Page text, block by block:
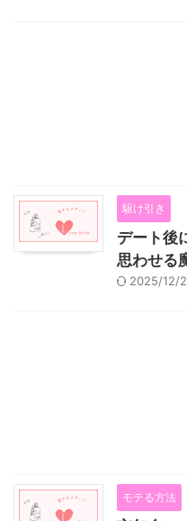
駆け引き
デート後
思わせる
2025/12/
モテる方法